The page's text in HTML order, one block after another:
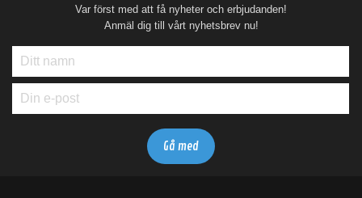
Var först med att få nyheter och erbjudanden!
Anmäl dig till vårt nyhetsbrev nu!